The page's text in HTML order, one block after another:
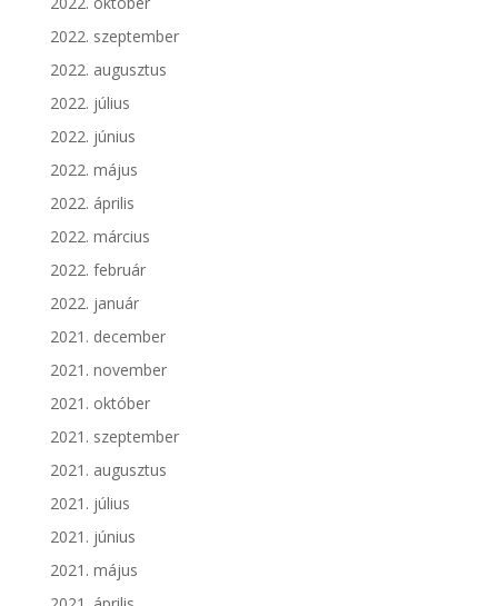
2022. szeptember
2022. augusztus
2022. július
2022. június
2022. május
2022. április
2022. március
2022. február
2022. január
2021. december
2021. november
2021. október
2021. szeptember
2021. augusztus
2021. július
2021. június
2021. május